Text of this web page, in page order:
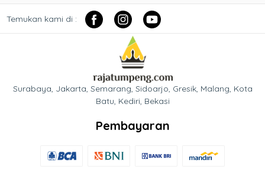
Temukan kami di :
Surabaya, Jakarta, Semarang, Sidoarjo, Gresik, Malang, Kota
Batu, Kediri, Bekasi
Pembayaran